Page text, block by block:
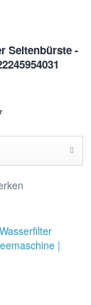
Seitenbürste -